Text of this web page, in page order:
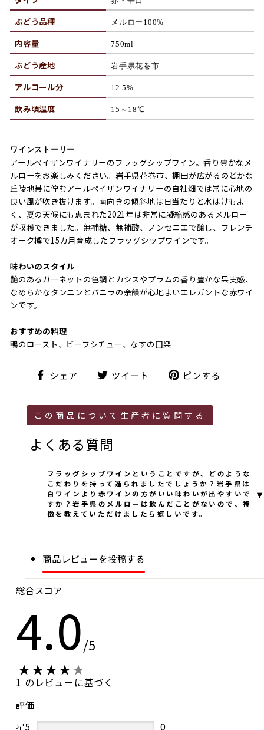
ぶどう品種 メルロー100%
内容量 750ml
ぶどう産地 岩手県花巻市
アルコール分 12.5%
飲み頃温度 15～18℃
ワインストーリー
アールペイザンワイナリーのフラッグシップワイン。香り豊かなメ
ルローをお楽しみください。岩手県花巻市、棚田が広がるのどかな
丘陵地帯に佇むアールペイザンワイナリーの自社畑では常に心地の
良い風が吹き抜けます。南向きの傾斜地は日当たりと水はけもよ
く、夏の天候にも恵まれた2021年は非常に凝縮感のあるメルロー
が収穫できました。無補糖、無補酸、ノンセニエで醸し、フレンチ
オーク樽で15カ月育成したフラッグシップワインです。
味わいのスタイル
艶のあるガーネットの色調とカシスやプラムの香り豊かな果実感、
なめらかなタンニンとバニラの余韻が心地よいエレガントな赤ワイ
ンです。
おすすめの料理
鴨のロースト、ビーフシチュー、なすの田楽
シェア ツイート
ト
ピンする
この商品について生産者に質問する
よくある質問
フラッグシップワインということですが、どのような
こだわりを持って造られましたでしょうか？岩手県は
白ワインより赤ワインの方がいい味わいが出やすいで
すか？岩手県のメルローは飲んだことがないので、特
徴を教えていただけましたら嬉しいです。
▾
当ワイナリーは自社農園にてブドウを栽培、その原
料を使いワインをお届けしております。私共の畑は
南向きの傾斜地に位置しており、土壌は粘土質土壌
ルローに適していると言われております。2021年は
天候に恵まれたこともありましたが、事実、収穫し
た他のブドウと比べても一番糖度が高く、酸もしっ
かりありながら凝縮感の高いメルローが収穫できま
した。このことからメルローをこの地の適品種と
し、私共のフラッグシップワイン（希望も込めて）
なめらかなタンニンと果実味とのバランスが良い仕
商品レビューを投稿する
総合スコア
4.0/5
1 のレビューに基づく
評価
星5
0